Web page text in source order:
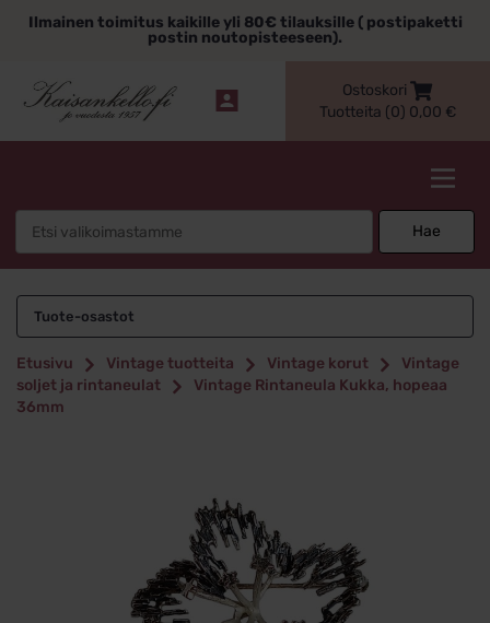
sisältöönIlmainen toimitus kaikille yli 80€ tilauksille ( postipaketti
postin noutopisteeseen).
Ostoskori
Tuotteita (0) 0,00 €
Hae
Tuote-osastot
Etusivu Vintage tuotteita Vintage korut
Vintage
soljet ja rintaneulat
Vintage Rintaneula Kukka, hopeaa
36mm